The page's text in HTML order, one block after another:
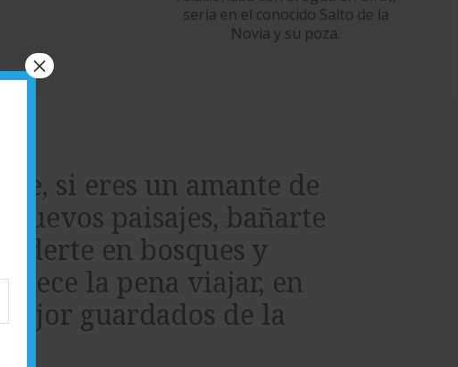
sería en el conocido Salto de la
Novia y su poza.
si eres un amante de
paisajes, bañarte
en bosques y
la pena viajar, en
guardados de la
×